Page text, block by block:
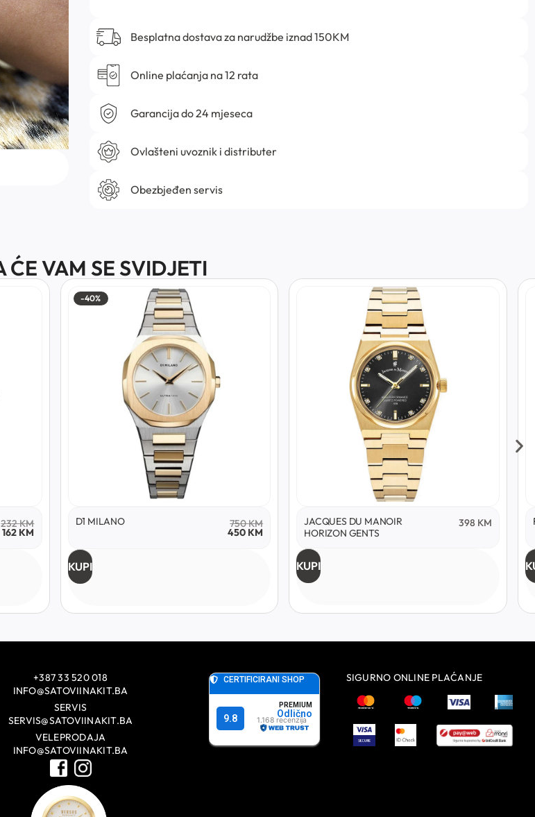
Besplatna dostava za narudžbe iznad 150KM
Online plaćanja na 12 rata
Garancija do 24 mjeseca
Ovlašteni uvoznik i distributer
Obezbjeđen servis
ĆE VAM SE SVIDJETI
232KM
162 KM
-40%
D1 MILANO 750KM
450 KM
KUPI
JACQUES DU MANOIR
HORIZON GENTS
398 KM
KUPI
+387 33 520 018
INFO@SATOVIINAKIT.BA
SERVIS
SERVIS@SATOVIINAKIT.BA
VELEPRODAJA
INFO@SATOVIINAKIT.BA
SIGURNO ONLINE PLAĆANJE